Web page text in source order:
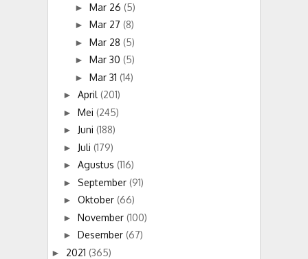
► Mar 26 (5)
► Mar 27 (8)
► Mar 28 (5)
► Mar 30 (5)
► Mar 31 (14)
► April (201)
► Mei (245)
► Juni (188)
► Juli (179)
► Agustus (116)
► September (91)
► Oktober (66)
► November (100)
► Desember (67)
► 2021 (365)